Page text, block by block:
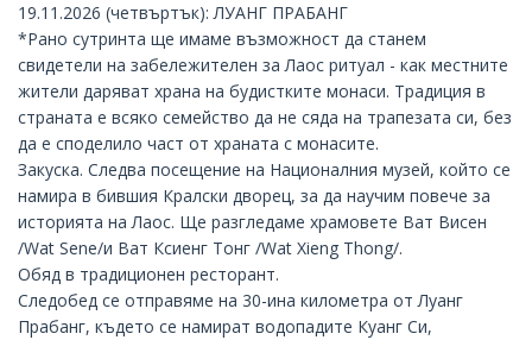
19.11.2026 (четвъртък): ЛУАНГ ПРАБАНГ
*Рано сутринта ще имаме възможност да станем
свидетели на забележителен за Лаос ритуал - как местните
жители даряват храна на будистките монаси. Традиция в
страната е всяко семейство да не сяда на трапезата си, без
да е споделило част от храната с монасите.
Закуска. Следва посещение на Националния музей, който се
намира в бившия Кралски дворец, за да научим повече за
историята на Лаос. Ще разгледаме храмовете Ват Висен
/Wat Sene/и Ват Ксиенг Тонг /Wat Xieng Thong/.
Обяд в традиционен ресторант.
Следобед се отправяме на 30-ина километра от Луанг
Прабанг, където се намират водопадите Куанг Си,